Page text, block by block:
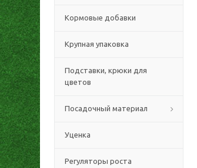
Кормовые добавки
Крупная упаковка
Подставки, крюки для
цветов
Посадочный материал
Уценка
Регуляторы роста